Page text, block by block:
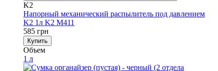
K2
Напорный механический распылитель под давлением
K2 1л K2 M411
585 грн
Купить
Объем
1 л